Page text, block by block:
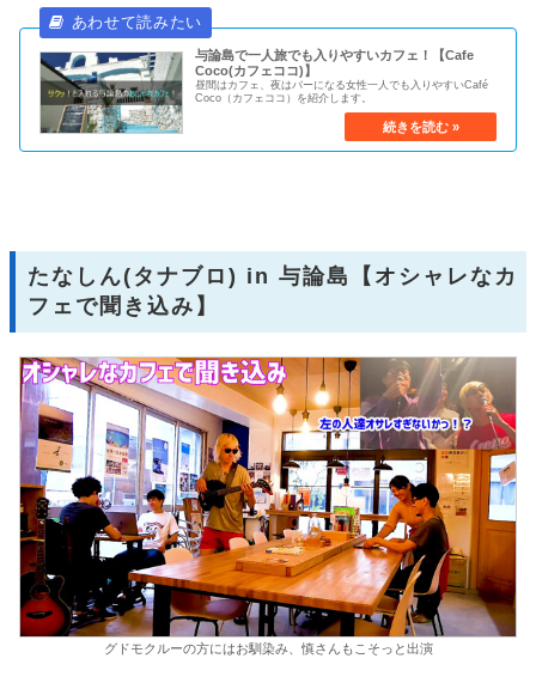
与論島で一人旅でも入りやすいカフェ！【Cafe
Coco(カフェココ)】
昼間はカフェ、夜はバーになる女性一人でも入りやすいCafé
Coco（カフェココ）を紹介します。
たなしん(タナブロ) in 与論島【オシャレなカ
フェで聞き込み】
グドモクルーの方にはお馴染み、慎さんもこそっと出演